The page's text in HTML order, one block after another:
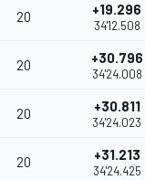
20 +19.296
34'12.508
20 +30.796
34'24.008
20 +30.811
34'24.023
20 +31.213
34'24.425